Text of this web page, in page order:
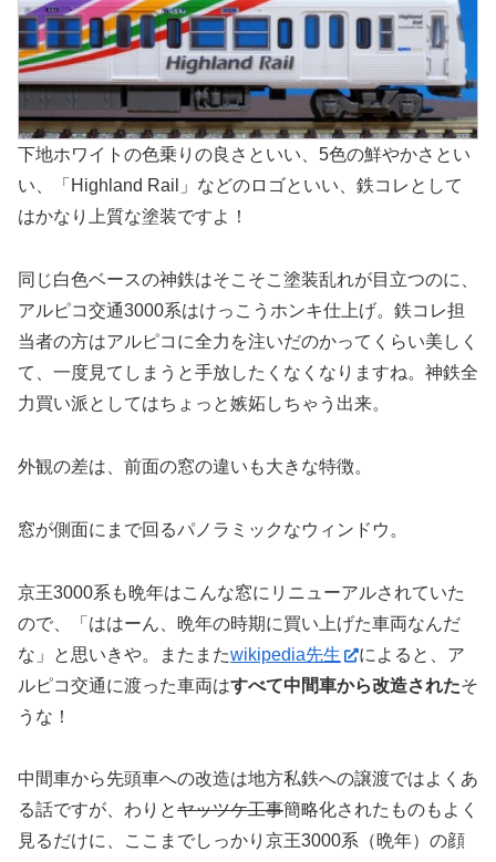
下地ホワイトの色乗りの良さといい、5色の鮮やかさとい
い、「Highland Rail」などのロゴといい、鉄コレとして
はかなり上質な塗装ですよ！
同じ白色ベースの神鉄はそこそこ塗装乱れが目立つのに、
アルピコ交通3000系はけっこうホンキ仕上げ。鉄コレ担
当者の方はアルピコに全力を注いだのかってくらい美しく
て、一度見てしまうと手放したくなくなりますね。神鉄全
力買い派としてはちょっと嫉妬しちゃう出来。
外観の差は、前面の窓の違いも大きな特徴。
窓が側面にまで回るパノラミックなウィンドウ。
京王3000系も晩年はこんな窓にリニューアルされていた
ので、「ははーん、晩年の時期に買い上げた車両なんだ
な」と思いきや。またまたwikipedia先生
によると、ア
ルピコ交通に渡った車両はすべて中間車から改造されたそ
うな！
中間車から先頭車への改造は地方私鉄への譲渡ではよくあ
る話ですが、わりとヤッツケ工事簡略化されたものもよく
見るだけに、ここまでしっかり京王3000系（晩年）の顔